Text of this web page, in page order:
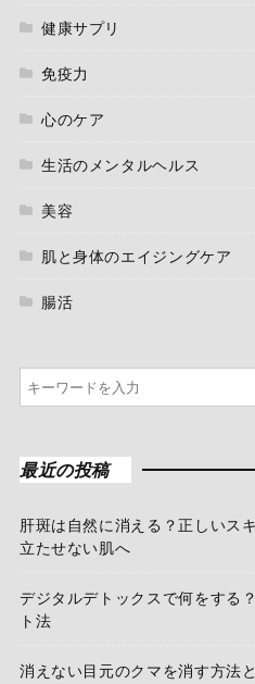
健康サプリ
免疫力
心のケア
生活のメンタルヘルス
美容
肌と身体のエイジングケア
腸活
最近の投稿
肝斑は自然に消える？正しいス
立たせない肌へ
デジタルデトックスで何をする
ト法
消えない目元のクマを消す方法